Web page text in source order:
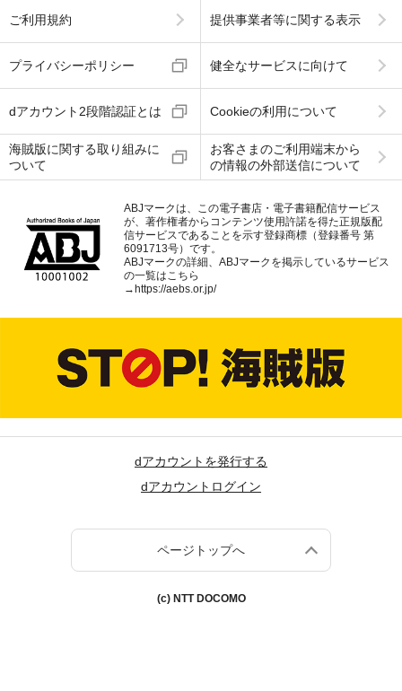
ご利用規約 提供事業者等に関する表示
プライバシーポリシー 健全なサービスに向けて
dアカウント2段階認証とは Cookieの利用について
海賊版に関する取り組みに
ついて
お客さまのご利用端末から
の情報の外部送信について
ABJマークは、この電子書店・電子書籍配信サービス
が、著作権者からコンテンツ使用許諾を得た正規版配
信サービスであることを示す登録商標（登録番号 第
6091713号）です。
ABJマークの詳細、ABJマークを掲示しているサービス
の一覧はこちら
→ https://aebs.or.jp/
dアカウントを発行する
dアカウントログイン
ページトップへ
(c) NTT DOCOMO